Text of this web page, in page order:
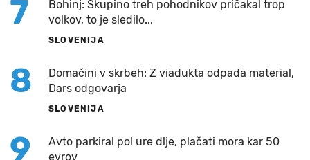
7
Bohinj: Skupino treh pohodnikov pričakal trop
volkov, to je sledilo...
SLOVENIJA
8
Domačini v skrbeh: Z viadukta odpada material,
Dars odgovarja
SLOVENIJA
9
Avto parkiral pol ure dlje, plačati mora kar 50
evrov